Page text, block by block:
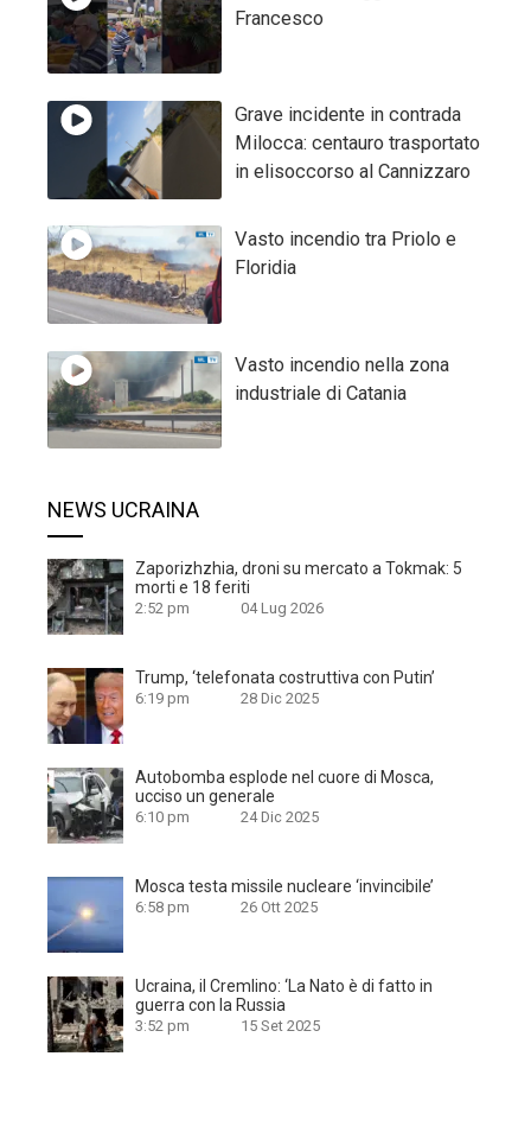
Francesco
Grave incidente in contrada
Milocca: centauro trasportato
in elisoccorso al Cannizzaro
Vasto incendio tra Priolo e
Floridia
Vasto incendio nella zona
industriale di Catania
NEWS UCRAINA
Zaporizhzhia, droni su mercato a Tokmak: 5
morti e 18 feriti
2:52 pm 04 Lug 2026
Trump, ‘telefonata costruttiva con Putin’
6:19 pm 28 Dic 2025
Autobomba esplode nel cuore di Mosca,
ucciso un generale
6:10 pm 24 Dic 2025
Mosca testa missile nucleare ‘invincibile’
6:58 pm 26 Ott 2025
Ucraina, il Cremlino: ‘La Nato è di fatto in
guerra con la Russia
3:52 pm 15 Set 2025